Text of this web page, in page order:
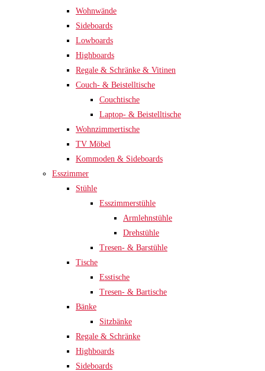
Wohnwände
Sideboards
Lowboards
Highboards
Regale & Schränke & Vitinen
Couch- & Beistelltische
Couchtische
Laptop- & Beistelltische
Wohnzimmertische
TV Möbel
Kommoden & Sideboards
Esszimmer
Stühle
Esszimmerstühle
Armlehnstühle
Drehstühle
Tresen- & Barstühle
Tische
Esstische
Tresen- & Bartische
Bänke
Sitzbänke
Regale & Schränke
Highboards
Sideboards